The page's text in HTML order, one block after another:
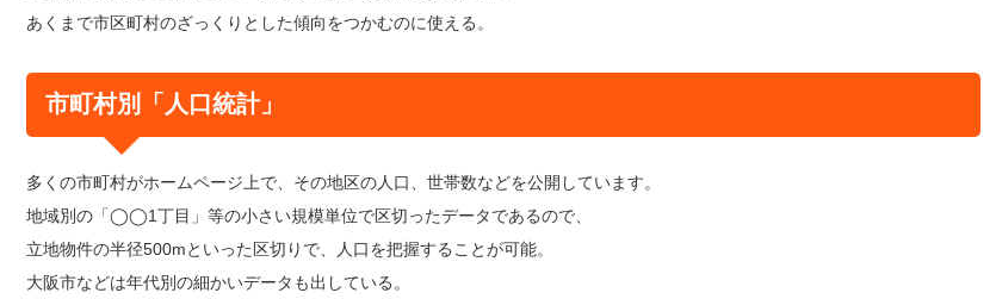
あくまで市区町村のざっくりとした傾向をつかむのに使える。
市町村別「人口統計」
多くの市町村がホームページ上で、その地区の人口、世帯数などを公開しています。
地域別の「◯◯1丁目」等の小さい規模単位で区切ったデータであるので、
立地物件の半径500mといった区切りで、人口を把握することが可能。
大阪市などは年代別の細かいデータも出している。